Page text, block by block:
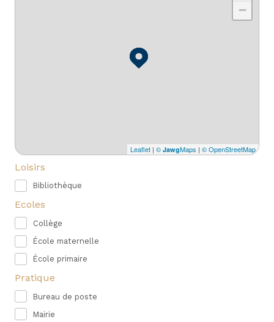
−
Leaflet | © JawgMaps | © OpenStreetMap
Loisirs
Bibliothèque
Ecoles
Collège
École maternelle
École primaire
Pratique
Bureau de poste
Mairie